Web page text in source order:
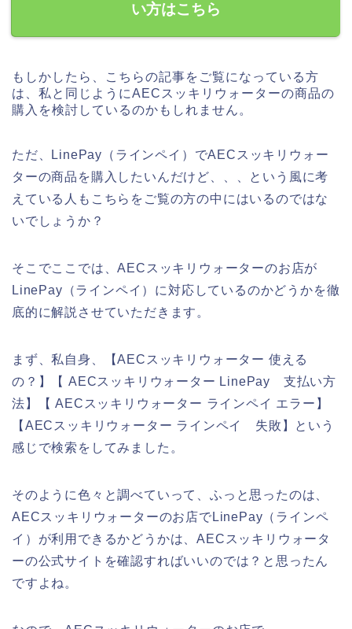
い方はこちら
もしかしたら、こちらの記事をご覧になっている方
は、私と同じようにAECスッキリウォーターの商品の
購入を検討しているのかもしれません。
ただ、LinePay（ラインペイ）でAECスッキリウォー
ターの商品を購入したいんだけど、、、という風に考
えている人もこちらをご覧の方の中にはいるのではな
いでしょうか？
そこでここでは、AECスッキリウォーターのお店が
LinePay（ラインペイ）に対応しているのかどうかを徹
底的に解説させていただきます。
まず、私自身、【AECスッキリウォーター 使える
の？】【 AECスッキリウォーター LinePay 支払い方
法】【 AECスッキリウォーター ラインペイ エラー】
【AECスッキリウォーター ラインペイ 失敗】という
感じで検索をしてみました。
そのように色々と調べていって、ふっと思ったのは、
AECスッキリウォーターのお店でLinePay（ラインペ
イ）が利用できるかどうかは、AECスッキリウォータ
ーの公式サイトを確認すればいいのでは？と思ったん
ですよね。